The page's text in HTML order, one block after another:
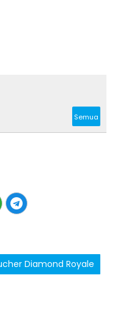
Semua
Diamond Royale